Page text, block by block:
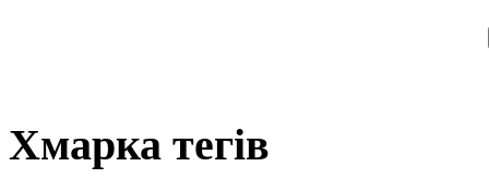
Хмарка тегів